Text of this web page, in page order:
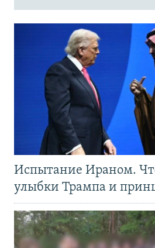
Испытание Ираном.
улыбки Трампа и